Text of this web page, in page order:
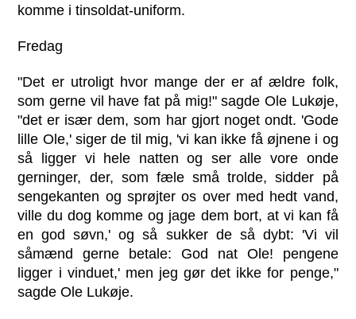
komme i tinsoldat-uniform.
Fredag
"Det er utroligt hvor mange der er af ældre folk,
som gerne vil have fat på mig!" sagde Ole Lukøje,
"det er især dem, som har gjort noget ondt. 'Gode
lille Ole,' siger de til mig, 'vi kan ikke få øjnene i og
så ligger vi hele natten og ser alle vore onde
gerninger, der, som fæle små trolde, sidder på
sengekanten og sprøjter os over med hedt vand,
ville du dog komme og jage dem bort, at vi kan få
en god søvn,' og så sukker de så dybt: 'Vi vil
såmænd gerne betale: God nat Ole! pengene
ligger i vinduet,' men jeg gør det ikke for penge,"
sagde Ole Lukøje.